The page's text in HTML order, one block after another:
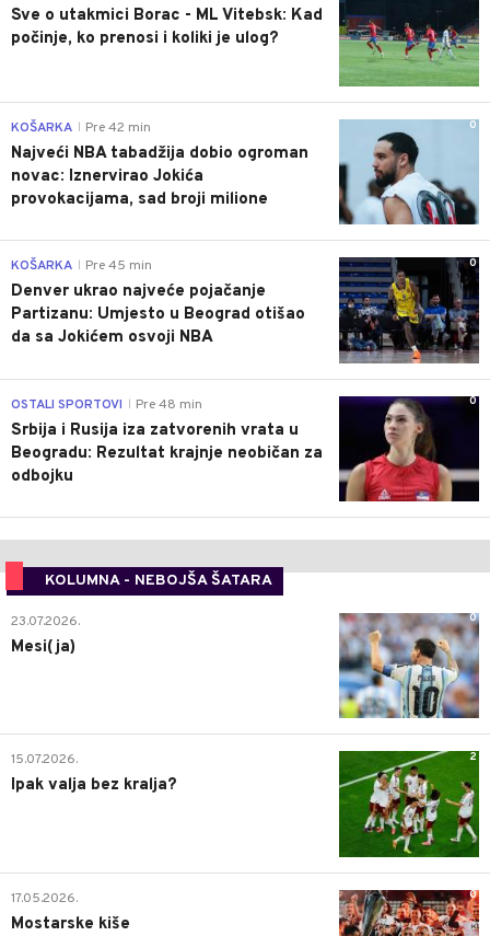
Sve o utakmici Borac - ML Vitebsk: Kad
počinje, ko prenosi i koliki je ulog?
0
KOŠARKA Pre 42 min
Najveći NBA tabadžija dobio ogroman
novac: Iznervirao Jokića
provokacijama, sad broji milione
0
KOŠARKA Pre 45 min
Denver ukrao najveće pojačanje
Partizanu: Umjesto u Beograd otišao
da sa Jokićem osvoji NBA
0
OSTALI SPORTOVI Pre 48 min
Srbija i Rusija iza zatvorenih vrata u
Beogradu: Rezultat krajnje neobičan za
odbojku
KOLUMNA - NEBOJŠA ŠATARA
0
23.07.2026.
Mesi(ja)
2
15.07.2026.
Ipak valja bez kralja?
0
17.05.2026.
Mostarske kiše